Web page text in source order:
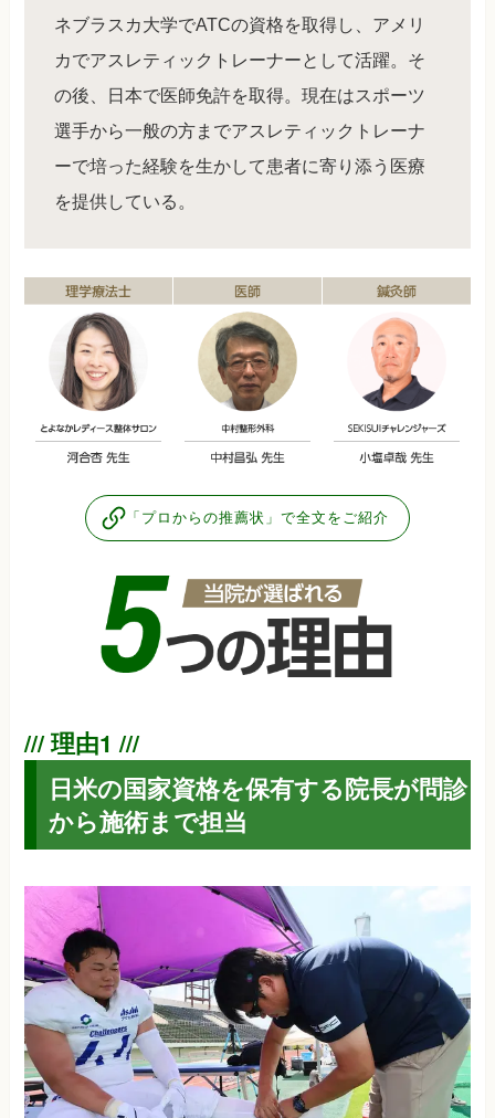
ネブラスカ大学でATCの資格を取得し、アメリ
カでアスレティックトレーナーとして活躍。そ
の後、日本で医師免許を取得。現在はスポーツ
選手から一般の方までアスレティックトレーナ
ーで培った経験を生かして患者に寄り添う医療
を提供している。
「プロからの推薦状」で全文をご紹介
日米の国家資格を保有する院長が問診
から施術まで担当